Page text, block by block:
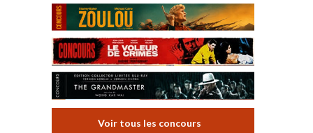
Voir tous les concours